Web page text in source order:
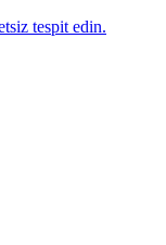
tespit edin.